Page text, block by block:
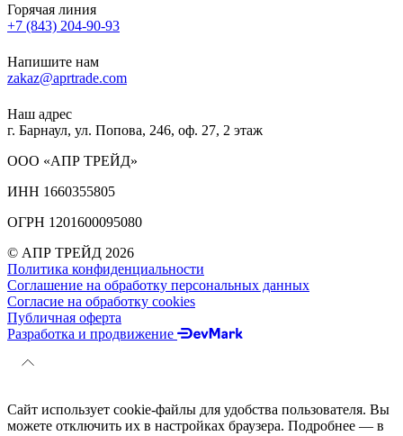
Горячая линия
+7 (843) 204-90-93
Напишите нам
zakaz@aprtrade.com
Наш адрес
г. Барнаул, ул. Попова, 246, оф. 27, 2 этаж
ООО «АПР ТРЕЙД»
ИНН 1660355805
ОГРН 1201600095080
© АПР ТРЕЙД 2026
Политика конфиденциальности
Соглашение на обработку персональных данных
Согласие на обработку cookies
Публичная оферта
Разработка и продвижение
Сайт использует cookie-файлы для удобства пользователя. Вы
можете отключить их в настройках браузера. Подробнее — в